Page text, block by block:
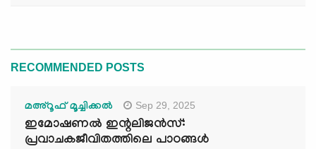
RECOMMENDED POSTS
മഅ്റൂഫ് മൂച്ചിക്കല്‍ Sep 29, 2025
ഇമോഷണൽ ഇന്റലിജൻസ്:
പ്രവാചകജീവിതത്തിലെ പാഠങ്ങൾ